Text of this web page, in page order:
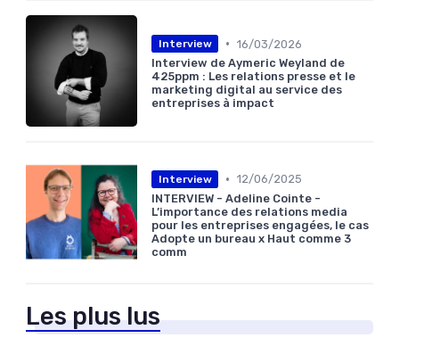
Interview • 16/03/2026
Interview de Aymeric Weyland de
425ppm : Les relations presse et le
marketing digital au service des
entreprises à impact
Interview • 12/06/2025
INTERVIEW - Adeline Cointe -
L’importance des relations media
pour les entreprises engagées, le cas
Adopte un bureau x Haut comme 3
comm
Les plus lus